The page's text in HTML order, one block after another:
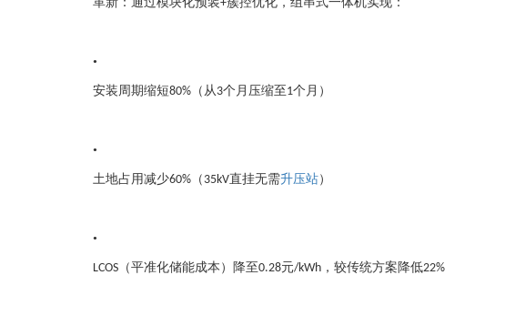
+
•
安装周期缩短80% （从3个月压缩至 1个月）
•
土地占用减少60% （ 35kV直挂无需升压站）
•
LCOS （平准化储能成本）降至0.28元/kWh ，较传统方案降低22%